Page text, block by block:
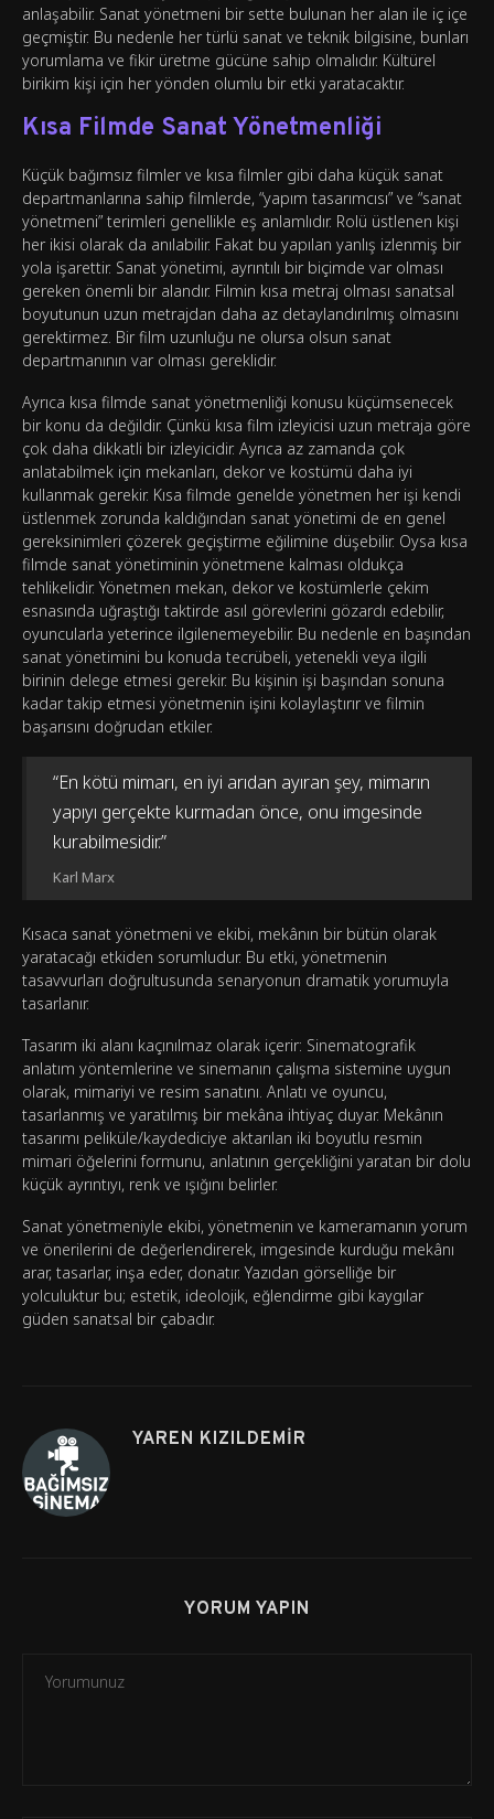
anlaşabilir. Sanat yönetmeni bir sette bulunan her alan ile iç içe
geçmiştir. Bu nedenle her türlü sanat ve teknik bilgisine, bunları
yorumlama ve fikir üretme gücüne sahip olmalıdır. Kültürel
birikim kişi için her yönden olumlu bir etki yaratacaktır.
Kısa Filmde Sanat Yönetmenliği
Küçük bağımsız filmler ve kısa filmler gibi daha küçük sanat
departmanlarına sahip filmlerde, “yapım tasarımcısı” ve “sanat
yönetmeni” terimleri genellikle eş anlamlıdır. Rolü üstlenen kişi
her ikisi olarak da anılabilir. Fakat bu yapılan yanlış izlenmiş bir
yola işarettir. Sanat yönetimi, ayrıntılı bir biçimde var olması
gereken önemli bir alandır. Filmin kısa metraj olması sanatsal
boyutunun uzun metrajdan daha az detaylandırılmış olmasını
gerektirmez. Bir film uzunluğu ne olursa olsun sanat
departmanının var olması gereklidir.
Ayrıca kısa filmde sanat yönetmenliği konusu küçümsenecek
bir konu da değildir. Çünkü kısa film izleyicisi uzun metraja göre
çok daha dikkatli bir izleyicidir. Ayrıca az zamanda çok
anlatabilmek için mekanları, dekor ve kostümü daha iyi
kullanmak gerekir. Kısa filmde genelde yönetmen her işi kendi
üstlenmek zorunda kaldığından sanat yönetimi de en genel
gereksinimleri çözerek geçiştirme eğilimine düşebilir. Oysa kısa
filmde sanat yönetiminin yönetmene kalması oldukça
tehlikelidir. Yönetmen mekan, dekor ve kostümlerle çekim
esnasında uğraştığı taktirde asıl görevlerini gözardı edebilir,
oyuncularla yeterince ilgilenemeyebilir. Bu nedenle en başından
sanat yönetimini bu konuda tecrübeli, yetenekli veya ilgili
birinin delege etmesi gerekir. Bu kişinin işi başından sonuna
kadar takip etmesi yönetmenin işini kolaylaştırır ve filmin
başarısını doğrudan etkiler.
“En kötü mimarı, en iyi arıdan ayıran şey, mimarın
yapıyı gerçekte kurmadan önce, onu imgesinde
kurabilmesidir.”
Karl Marx
Kısaca sanat yönetmeni ve ekibi, mekânın bir bütün olarak
yaratacağı etkiden sorumludur. Bu etki, yönetmenin
tasavvurları doğrultusunda senaryonun dramatik yorumuyla
tasarlanır.
Tasarım iki alanı kaçınılmaz olarak içerir: Sinematografik
anlatım yöntemlerine ve sinemanın çalışma sistemine uygun
olarak, mimariyi ve resim sanatını. Anlatı ve oyuncu,
tasarlanmış ve yaratılmış bir mekâna ihtiyaç duyar. Mekânın
tasarımı peliküle/kaydediciye aktarılan iki boyutlu resmin
mimari öğelerini formunu, anlatının gerçekliğini yaratan bir dolu
küçük ayrıntıyı, renk ve ışığını belirler.
Sanat yönetmeniyle ekibi, yönetmenin ve kameramanın yorum
ve önerilerini de değerlendirerek, imgesinde kurduğu mekânı
arar, tasarlar, inşa eder, donatır. Yazıdan görselliğe bir
yolculuktur bu; estetik, ideolojik, eğlendirme gibi kaygılar
güden sanatsal bir çabadır.
YAREN KIZILDEMIR
YORUM YAPIN